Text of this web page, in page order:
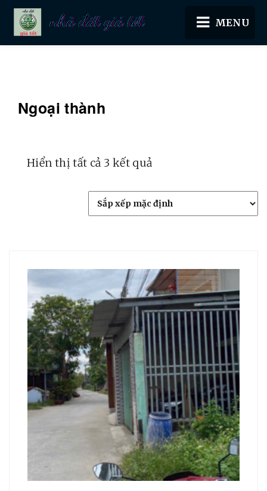
Nhà đất giá tốt
Ngoại thành
Hiển thị tất cả 3 kết quả